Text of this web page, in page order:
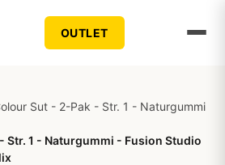
OUTLET
Sut - 2-Pak - Str. 1 - Naturgummi
Str. 1 - Naturgummi - Fusion Studio